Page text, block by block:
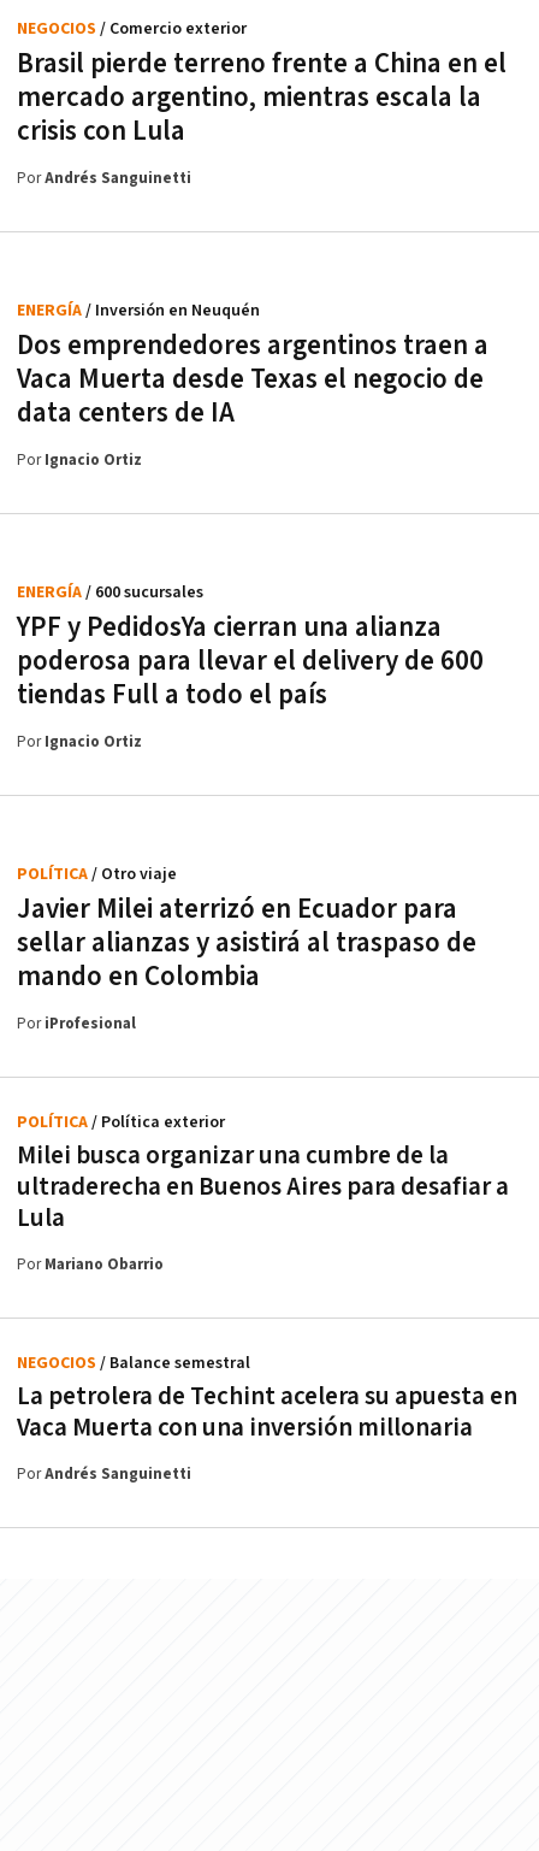
Brasil pierde terreno frente a China en el
mercado argentino, mientras escala la
crisis con Lula
NEGOCIOS / Comercio exterior
PorAndrés Sanguinetti
Dos emprendedores argentinos traen a
Vaca Muerta desde Texas el negocio de
data centers de IA
ENERGÍA/ Inversión en Neuquén
PorIgnacio Ortiz
YPF y PedidosYa cierran una alianza
poderosa para llevar el delivery de 600
tiendas Full a todo el país
ENERGÍA/ 600 sucursales
PorIgnacio Ortiz
Javier Milei aterrizó en Ecuador para
sellar alianzas y asistirá al traspaso de
mando en Colombia
POLÍTICA/ Otro viaje
PoriProfesional
Milei busca organizar una cumbre de la
ultraderecha en Buenos Aires para desafiar a
Lula
POLÍTICA/ Política exterior
PorMariano Obarrio
La petrolera de Techint acelera su apuesta en
Vaca Muerta con una inversión millonaria
NEGOCIOS / Balance semestral
PorAndrés Sanguinetti